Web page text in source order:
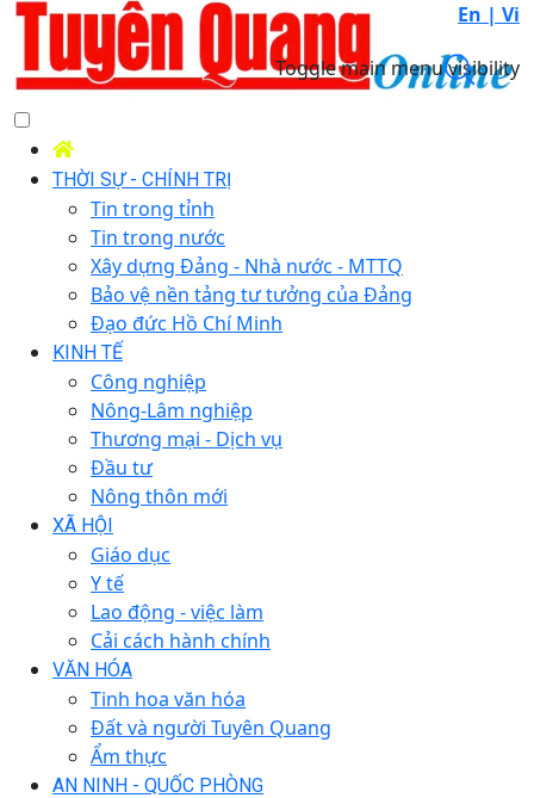
En | Vi
Toggle main menu visibility
THỜI SỰ - CHÍNH TRỊ
Tin trong tỉnh
Tin trong nước
Xây dựng Đảng - Nhà nước - MTTQ
Bảo vệ nền tảng tư tưởng của Đảng
Đạo đức Hồ Chí Minh
KINH TẾ
Công nghiệp
Nông-Lâm nghiệp
Thương mại - Dịch vụ
Đầu tư
Nông thôn mới
XÃ HỘI
Giáo dục
Y tế
Lao động - việc làm
Cải cách hành chính
VĂN HÓA
Tinh hoa văn hóa
Đất và người Tuyên Quang
Ẩm thực
AN NINH - QUỐC PHÒNG